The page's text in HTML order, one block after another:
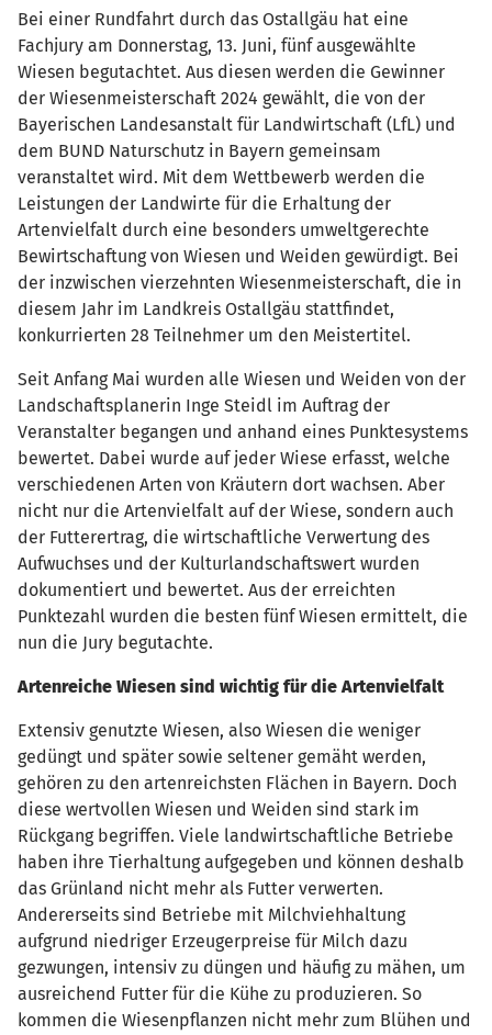
Bei einer Rundfahrt durch das Ostallgäu hat eine
Fachjury am Donnerstag, 13. Juni, fünf ausgewählte
Wiesen begutachtet. Aus diesen werden die Gewinner
der Wiesenmeisterschaft 2024 gewählt, die von der
Bayerischen Landesanstalt für Landwirtschaft (LfL) und
dem BUND Naturschutz in Bayern gemeinsam
veranstaltet wird. Mit dem Wettbewerb werden die
Leistungen der Landwirte für die Erhaltung der
Artenvielfalt durch eine besonders umweltgerechte
Bewirtschaftung von Wiesen und Weiden gewürdigt. Bei
der inzwischen vierzehnten Wiesenmeisterschaft, die in
diesem Jahr im Landkreis Ostallgäu stattfindet,
konkurrierten 28 Teilnehmer um den Meistertitel.
Seit Anfang Mai wurden alle Wiesen und Weiden von der
Landschaftsplanerin Inge Steidl im Auftrag der
Veranstalter begangen und anhand eines Punktesystems
bewertet. Dabei wurde auf jeder Wiese erfasst, welche
verschiedenen Arten von Kräutern dort wachsen. Aber
nicht nur die Artenvielfalt auf der Wiese, sondern auch
der Futterertrag, die wirtschaftliche Verwertung des
Aufwuchses und der Kulturlandschaftswert wurden
dokumentiert und bewertet. Aus der erreichten
Punktezahl wurden die besten fünf Wiesen ermittelt, die
nun die Jury begutachte.
Artenreiche Wiesen sind wichtig für die Artenvielfalt
Extensiv genutzte Wiesen, also Wiesen die weniger
gedüngt und später sowie seltener gemäht werden,
gehören zu den artenreichsten Flächen in Bayern. Doch
diese wertvollen Wiesen und Weiden sind stark im
Rückgang begriffen. Viele landwirtschaftliche Betriebe
haben ihre Tierhaltung aufgegeben und können deshalb
das Grünland nicht mehr als Futter verwerten.
Andererseits sind Betriebe mit Milchviehhaltung
aufgrund niedriger Erzeugerpreise für Milch dazu
gezwungen, intensiv zu düngen und häufig zu mähen, um
ausreichend Futter für die Kühe zu produzieren. So
kommen die Wiesenpflanzen nicht mehr zum Blühen und